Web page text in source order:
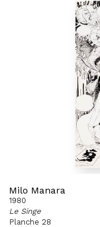
Milo Manara
1980
Le Singe
Planche 28